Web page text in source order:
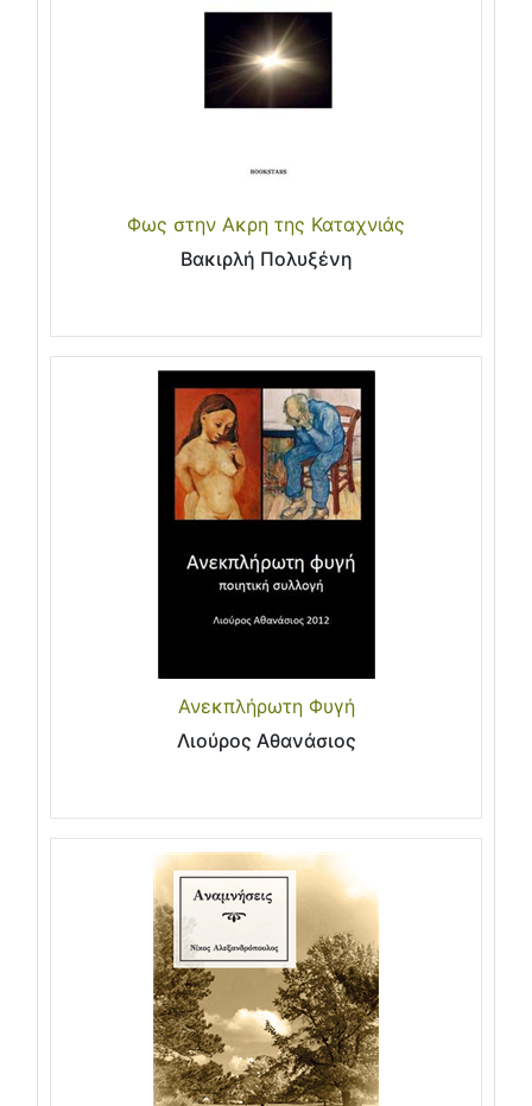
Φως στην Ακρη της Καταχνιάς
Βακιρλή Πολυξένη
Ανεκπλήρωτη Φυγή
Λιούρος Αθανάσιος